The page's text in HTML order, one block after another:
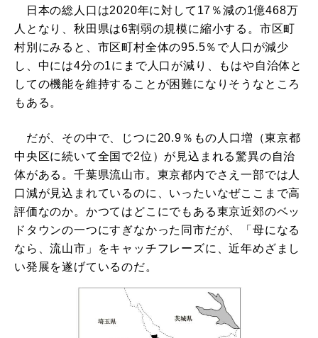
日本の総人口は2020年に対して17％減の1億468万
人となり、秋田県は6割弱の規模に縮小する。市区町
村別にみると、市区町村全体の95.5％で人口が減少
し、中には4分の1にまで人口が減り、もはや自治体と
しての機能を維持することが困難になりそうなところ
もある。
だが、その中で、じつに20.9％もの人口増（東京都
中央区に続いて全国で2位）が見込まれる驚異の自治
体がある。千葉県流山市。東京都内でさえ一部では人
口減が見込まれているのに、いったいなぜここまで高
評価なのか。かつてはどこにでもある東京近郊のベッ
ドタウンの一つにすぎなかった同市だが、「母になる
なら、流山市」をキャッチフレーズに、近年めざまし
い発展を遂げているのだ。